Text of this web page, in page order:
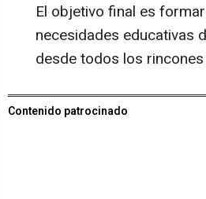
El objetivo final es
necesidades educativas
desde todos los
Contenido patrocinado